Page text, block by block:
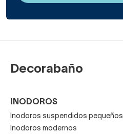
Decorabaño
INODOROS
Inodoros suspendidos pequeños
Inodoros modernos